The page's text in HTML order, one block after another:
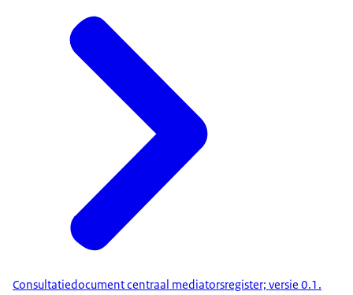
Consultatiedocument centraal mediatorsregister; versie 0.1.